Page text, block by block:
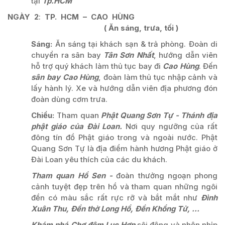
NGÀY 2: TP. HCM – CAO HÙNG
( Ăn sáng, trưa, tối )
Sáng: Ăn sáng tại khách sạn & trả phòng. Đoàn di
chuyển ra sân bay Tân Sơn Nhất, hướng dẫn viên
hỗ trợ quý khách làm thủ tục bay đi Cao Hùng. Đến
sân bay Cao Hùng, đoàn làm thủ tục nhập cảnh và
lấy hành lý. Xe và hướng dẫn viên địa phương đón
đoàn dùng cơm trưa.
Chiều: Tham quan Phật Quang Sơn Tự - Thánh địa
phật giáo của Đài Loan. Nơi quy ngưỡng của rất
đông tín đồ Phật giáo trong và ngoài nước. Phật
Quang Sơn Tự là địa điểm hành hương Phật giáo ở
Đài Loan yêu thích của các du khách.
Tham quan Hồ Sen - đoàn thưởng ngoạn phong
cảnh tuyệt đẹp trên hồ và tham quan những ngôi
đền có màu sắc rất rực rỡ và bắt mắt như Đình
Xuân Thu, Đền thờ Long Hổ, Đền Khổng Tử, ...